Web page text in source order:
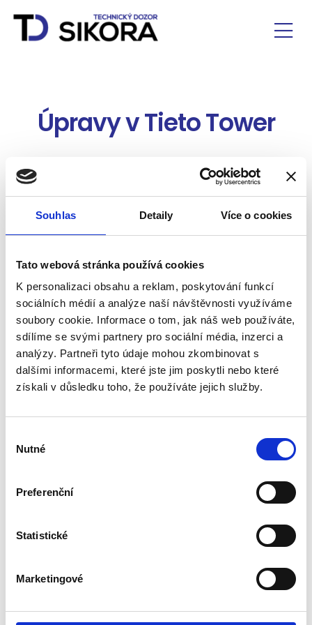
Souhlas Detaily Více o cookies
Tato webová stránka používá cookies
K personalizaci obsahu a reklam, poskytování funkcí
sociálních médií a analýze naší návštěvnosti využíváme
soubory cookie. Informace o tom, jak náš web používáte,
sdílíme se svými partnery pro sociální média, inzerci a
analýzy. Partneři tyto údaje mohou zkombinovat s
dalšími informacemi, které jste jim poskytli nebo které
získali v důsledku toho, že používáte jejich služby.
souhlasu
Nutné
Preferenční
Statistické
Marketingové
Úpravy v Tieto Tower
Technický dozor nad kvalitou prováděných prací a
koordinace při jejich realizaci.
Tyto reference jsou realizováno v rámci zastoupení